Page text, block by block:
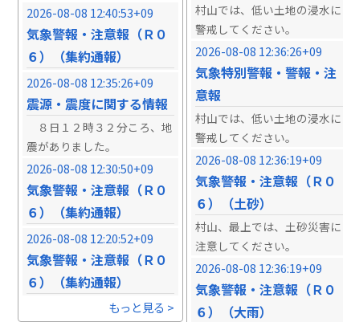
2026-08-08 12:40:53+09
気象警報・注意報（Ｒ０
６）（集約通報）
2026-08-08 12:35:26+09
震源・震度に関する情報
８日１２時３２分ころ、地
震がありました。
2026-08-08 12:30:50+09
気象警報・注意報（Ｒ０
６）（集約通報）
2026-08-08 12:20:52+09
気象警報・注意報（Ｒ０
６）（集約通報）
もっと見る >
村山では、低い土地の浸水に
警戒してください。
2026-08-08 12:36:26+09
気象特別警報・警報・注
意報
村山では、低い土地の浸水に
警戒してください。
2026-08-08 12:36:19+09
気象警報・注意報（Ｒ０
６）（土砂）
村山、最上では、土砂災害に
注意してください。
2026-08-08 12:36:19+09
気象警報・注意報（Ｒ０
６）（大雨）